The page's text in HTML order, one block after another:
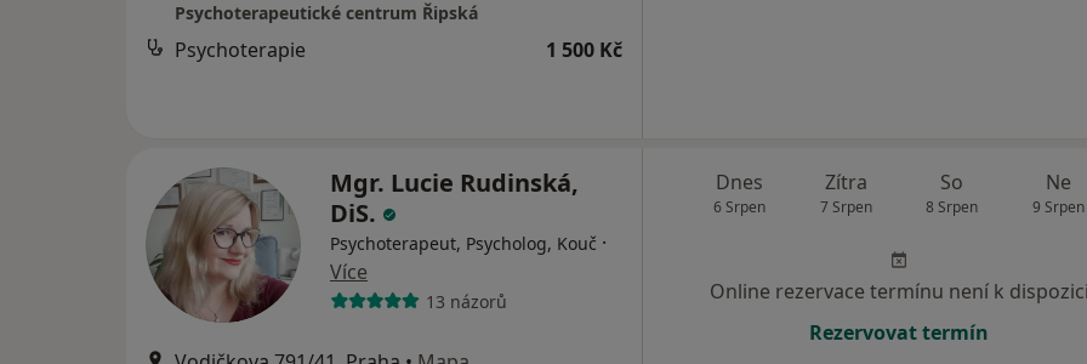
Psychoterapeutické centrum Řipská
Psychoterapie 1 500 Kč
Mgr. Lucie Rudinská,
DiS.
Psychoterapeut, Psycholog, Kouč ·
Více
13 názorů
Dnes
6 Srpen
Zítra
7 Srpen
So
8 Srpen
Ne
9 Srpen
Online rezervace termínu není k dispozici
Rezervovat termín